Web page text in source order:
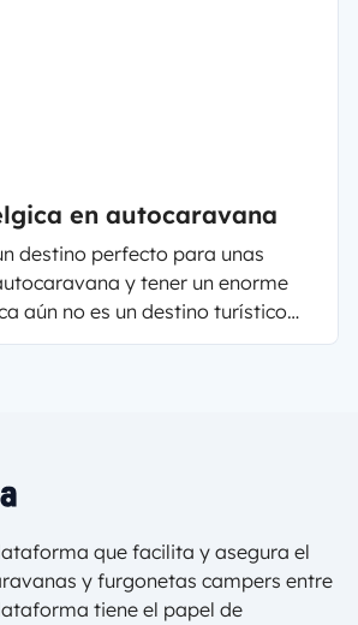
en autocaravana
destino perfecto para unas
y tener un enorme
aún no es un destino turístico
que facilita y asegura el
y furgonetas campers entre
tiene el papel de